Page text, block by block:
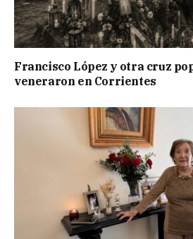
Francisco López y otra cruz
veneraron en Corrientes